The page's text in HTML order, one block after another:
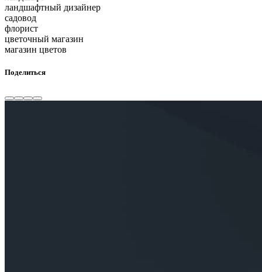
ландшафтный дизайнер
садовод
флорист
цветочный магазин
магазин цветов
Поделиться